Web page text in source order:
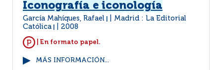
Iconografía e iconología
García Mahíques, Rafael
Madrid : La Editorial
Católica
2008
| En formato papel.
MÁS INFORMACIÓN...